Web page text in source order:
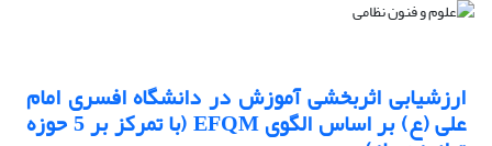
ارزشیابی اثربخشی آموزش در دانشگاه افسری امام
علی (ع) بر اساس الگوی EFQM (با تمرکز بر 5 حوزه